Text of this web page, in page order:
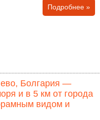
и коридором, а также
помещения с двумя
и
Подробнее »
Болгария —
и в 5 км от города
видом и